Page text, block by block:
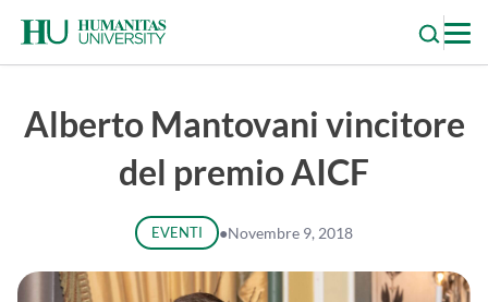
content
Alberto Mantovani vincitore
del premio AICF
EVENTI ●Novembre 9, 2018